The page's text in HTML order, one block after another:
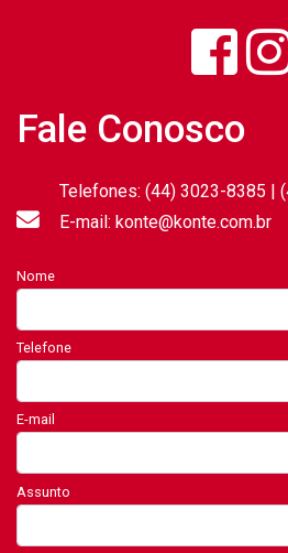
Fale Conosco
Telefones: (44) 3023-8385 |
E-mail: konte@konte.com.br
Nome
Telefone
E-mail
Assunto